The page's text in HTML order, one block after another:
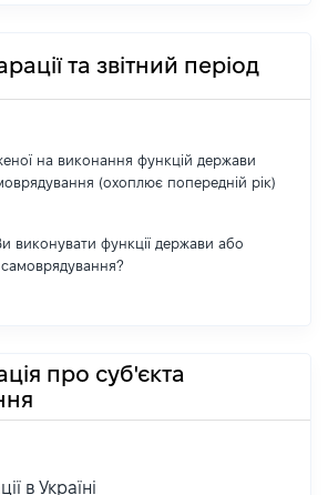
та звітний період
на виконання функцій держави
(охоплює попередній рік)
виконувати функції держави або
про суб'єкта
в Україні